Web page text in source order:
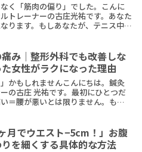
く「筋肉の偏り」でした。こんに
トレーナーの古庄光祐です。あなた
ります。もしあなたが、テニス中に
み｜整形外科でも改善しな
女性がラクになった理由
かもしれませんこんにちは。鍼灸
の古庄 光祐です。最初にひとつだ
＝腰が悪いとは限りません。もし
ヶ月でウエスト−5cm！」お腹
りを細くする具体的な方法